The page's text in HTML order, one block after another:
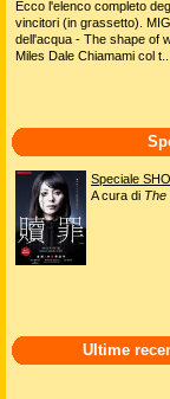
Ecco l'elenco completo
vincitori (in grassetto).
dell'acqua - The shape of
Miles Dale Chiamami col t...
Speciale
A cura di The
Ultime